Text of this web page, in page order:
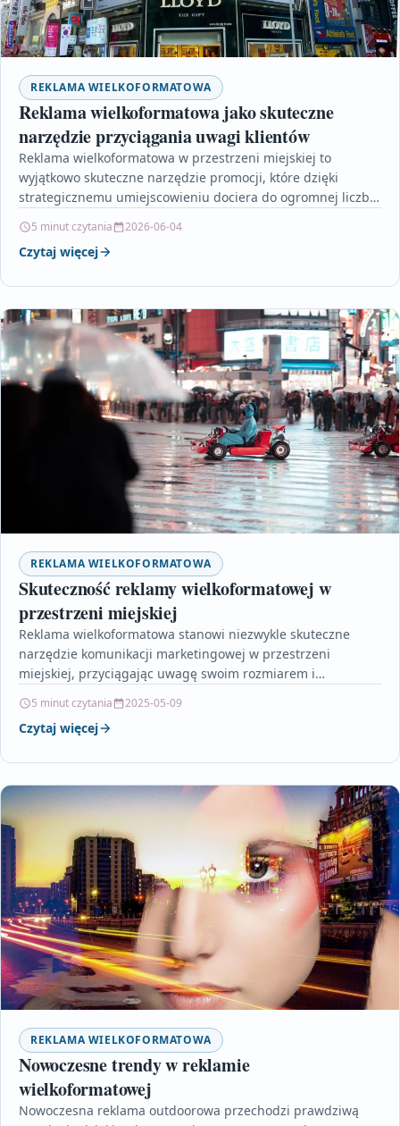
REKLAMA WIELKOFORMATOWA
Reklama wielkoformatowa jako skuteczne
narzędzie przyciągania uwagi klientów
Reklama wielkoformatowa w przestrzeni miejskiej to
wyjątkowo skuteczne narzędzie promocji, które dzięki
strategicznemu umiejscowieniu dociera do ogromnej liczby
rozpoznawalność…
5 minut czytania 2026-06-04
Czytaj więcej
REKLAMA WIELKOFORMATOWA
Skuteczność reklamy wielkoformatowej w
przestrzeni miejskiej
Reklama wielkoformatowa stanowi niezwykle skuteczne
narzędzie komunikacji marketingowej w przestrzeni
miejskiej, przyciągając uwagę swoim rozmiarem i
miasta. Oprócz wysokiej…
5 minut czytania 2025-05-09
Czytaj więcej
REKLAMA WIELKOFORMATOWA
Nowoczesne trendy w reklamie
wielkoformatowej
Nowoczesna reklama outdoorowa przechodzi prawdziwą